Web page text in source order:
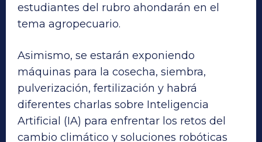
estudiantes del rubro ahondarán en el
tema agropecuario.
Asimismo, se estarán exponiendo
máquinas para la cosecha, siembra,
pulverización, fertilización y habrá
diferentes charlas sobre Inteligencia
Artificial (IA) para enfrentar los retos del
cambio climático y soluciones robóticas